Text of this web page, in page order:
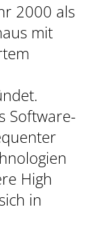
2000 als
mit
Software-
High
in